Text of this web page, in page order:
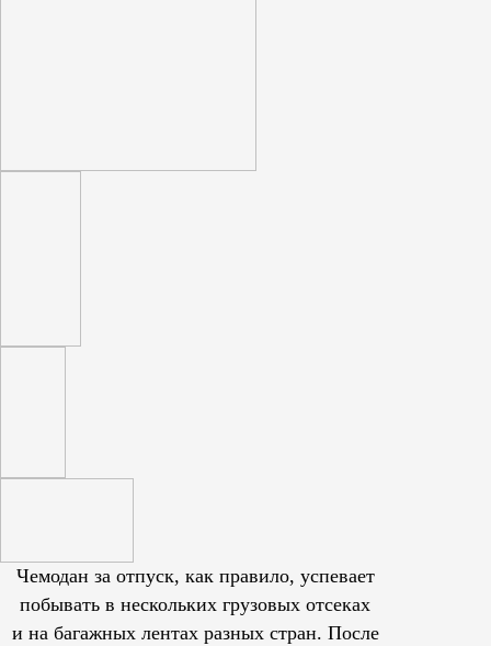
Чемодан за отпуск, как правило, успевает
побывать в нескольких грузовых отсеках
и на багажных лентах разных стран. После